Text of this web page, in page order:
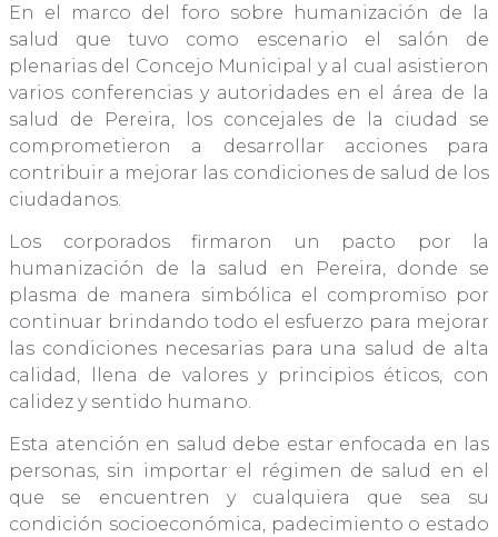
En el marco del foro sobre humanización de la
salud que tuvo como escenario el salón de
plenarias del Concejo Municipal y al cual asistieron
varios conferencias y autoridades en el área de la
salud de Pereira, los concejales de la ciudad se
comprometieron a desarrollar acciones para
contribuir a mejorar las condiciones de salud de los
ciudadanos.
Los corporados firmaron un pacto por la
humanización de la salud en Pereira, donde se
plasma de manera simbólica el compromiso por
continuar brindando todo el esfuerzo para mejorar
las condiciones necesarias para una salud de alta
calidad, llena de valores y principios éticos, con
calidez y sentido humano.
Esta atención en salud debe estar enfocada en las
personas, sin importar el régimen de salud en el
que se encuentren y cualquiera que sea su
condición socioeconómica, padecimiento o estado